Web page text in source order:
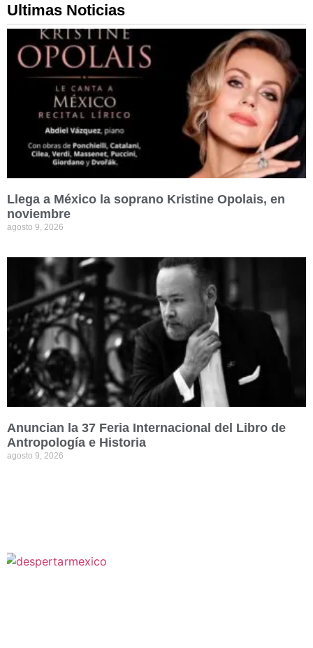
Ultimas Noticias
Llega a México la soprano Kristine Opolais, en
noviembre
agosto 9, 2026
Anuncian la 37 Feria Internacional del Libro de
Antropología e Historia
agosto 9, 2026